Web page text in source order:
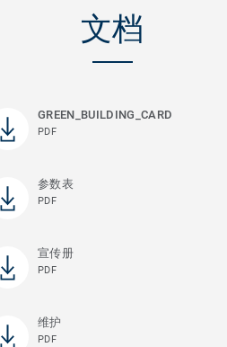
文档
GREEN_BUILDING_CARD
PDF
参数表
PDF
宣传册
PDF
维护
PDF